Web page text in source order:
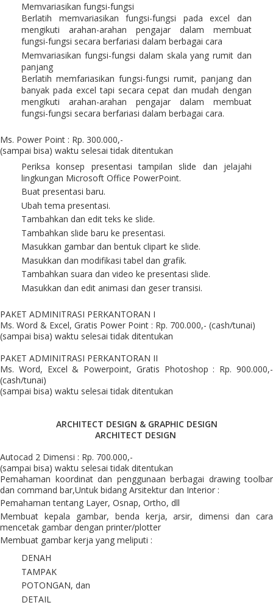
Memvariasikan fungsi-fungsi
Berlatih memvariasikan fungsi-fungsi pada excel dan
mengikuti arahan-arahan pengajar dalam membuat
fungsi-fungsi secara berfariasi dalam berbagai cara
Memvariasikan fungsi-fungsi dalam skala yang rumit dan
panjang
Berlatih memfariasikan fungsi-fungsi rumit, panjang dan
banyak pada excel tapi secara cepat dan mudah dengan
mengikuti arahan-arahan pengajar dalam membuat
fungsi-fungsi secara berfariasi dalam berbagai cara.
Ms. Power Point : Rp. 300.000,-
(sampai bisa) waktu selesai tidak ditentukan
Periksa konsep presentasi tampilan slide dan jelajahi
lingkungan Microsoft Office PowerPoint.
Buat presentasi baru.
Ubah tema presentasi.
Tambahkan dan edit teks ke slide.
Tambahkan slide baru ke presentasi.
Masukkan gambar dan bentuk clipart ke slide.
Masukkan dan modifikasi tabel dan grafik.
Tambahkan suara dan video ke presentasi slide.
Masukkan dan edit animasi dan geser transisi.
PAKET ADMINITRASI PERKANTORAN I
Ms. Word & Excel, Gratis Power Point : Rp. 700.000,- (cash/tunai)
(sampai bisa) waktu selesai tidak ditentukan
PAKET ADMINITRASI PERKANTORAN II
Ms. Word, Excel & Powerpoint, Gratis Photoshop : Rp. 900.000,-
(cash/tunai)
(sampai bisa) waktu selesai tidak ditentukan
ARCHITECT DESIGN & GRAPHIC DESIGN
ARCHITECT DESIGN
Autocad 2 Dimensi : Rp. 700.000,-
(sampai bisa) waktu selesai tidak ditentukan
Pemahaman koordinat dan penggunaan berbagai drawing toolbar
dan command bar,Untuk bidang Arsitektur dan Interior :
Pemahaman tentang Layer, Osnap, Ortho, dll
Membuat kepala gambar, benda kerja, arsir, dimensi dan cara
mencetak gambar dengan printer/plotter
Membuat gambar kerja yang meliputi :
DENAH
TAMPAK
POTONGAN, dan
DETAIL